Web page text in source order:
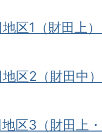
区1（財田上
区2（財田中
区3（財田上